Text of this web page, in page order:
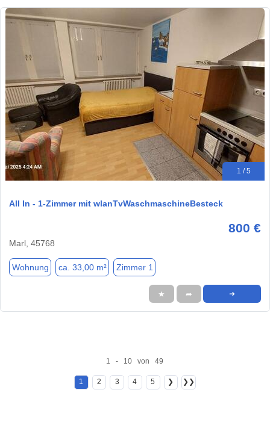
1 / 5
All In - 1-Zimmer mit wlanTvWaschmaschineBesteck
800 €
Marl, 45768
Wohnung ca. 33,00 m² Zimmer 1
★ ➦ ➜
1 - 10 von 49
1 2 3 4 5 ❯ ❯❯